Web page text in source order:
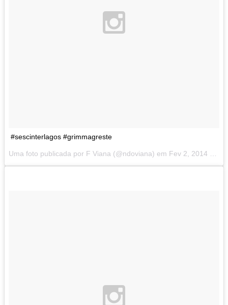
#sescinterlagos #grimmagreste
Uma foto publicada por F Viana (@ndoviana) em Fev 2, 2014 at 1:29 PST